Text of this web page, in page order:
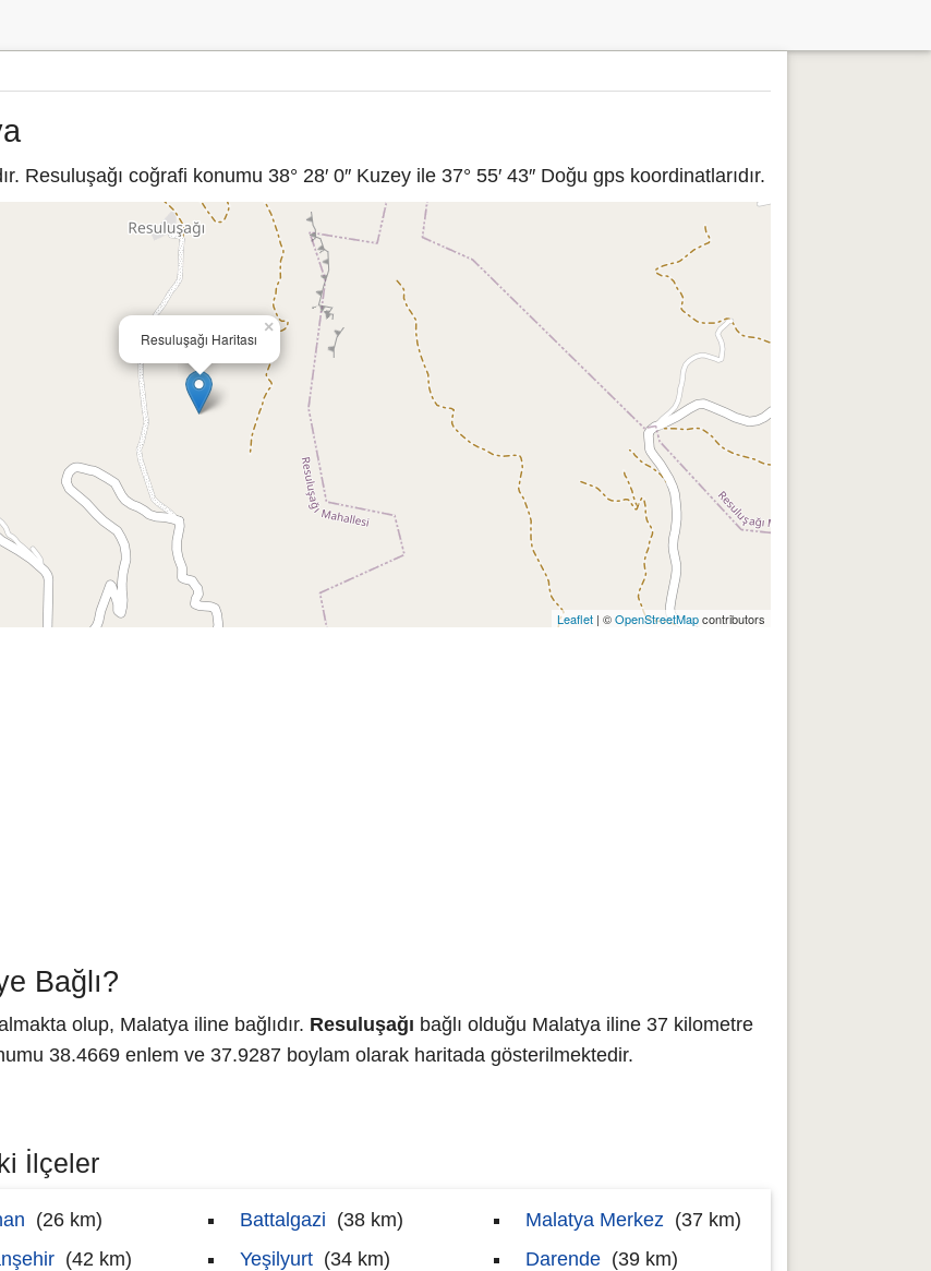
Resuluşağı coğrafi konumu 38° 28′ 0″ Kuzey ile 37° 55′ 43″ Doğu gps koordinatlarıdır.
Resuluşağı Haritası
×
Leaflet | ©OpenStreetMapcontributors
Bağlı?
olup, Malatya iline bağlıdır. Resuluşağı bağlı olduğu Malatya iline 37 kilometre
38.4669 enlem ve 37.9287 boylam olarak haritada gösterilmektedir.
İlçeler
(26 km)
(42 km)
Battalgazi (38 km)
Yeşilyurt (34 km)
Malatya Merkez (37 km)
Darende (39 km)